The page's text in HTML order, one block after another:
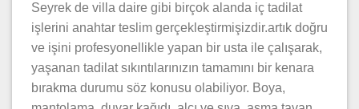
Seyrek de villa daire gibi birçok alanda iç tadilat
işlerini anahtar teslim gerçekleştirmişizdir.artık doğru
ve işini profesyonellikle yapan bir usta ile çalışarak,
yaşanan tadilat sıkıntılarınızın tamamını bir kenara
bırakma durumu söz konusu olabiliyor. Boya,